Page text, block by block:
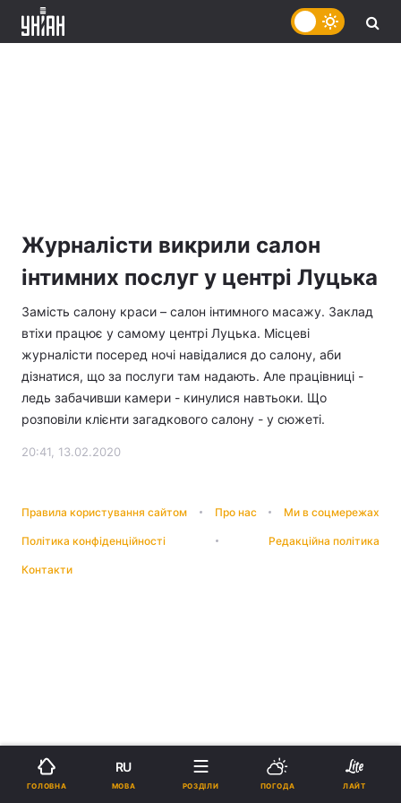
Журналісти викрили салон
інтимних послуг у центрі Луцька
Замість салону краси – салон інтимного масажу. Заклад
втіхи працює у самому центрі Луцька. Місцеві
журналісти посеред ночі навідалися до cалону, аби
дізнатися, що за послуги там надають. Але працівниці -
ледь забачивши камери - кинулися навтьоки. Що
розповіли клієнти загадкового салону - у сюжеті.
20:41, 13.02.2020
Правила користування сайтом Про нас Ми в соцмережах
Політика конфіденційності Редакційна політика
Контакти
ГОЛОВНА
RU
МОВА РОЗДІЛИ ПОГОДА ЛАЙТ